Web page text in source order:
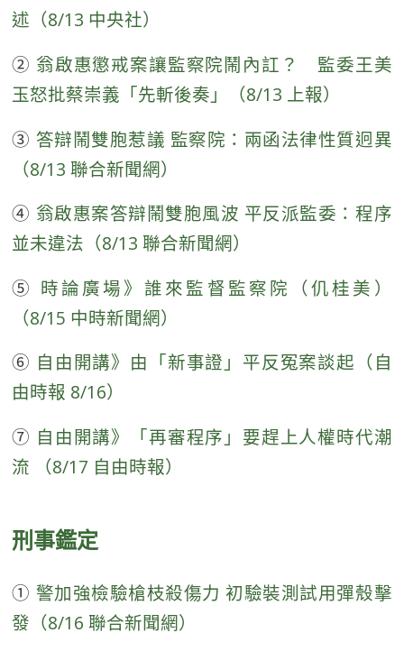
述（8/13 中央社）
② 翁啟惠懲戒案讓監察院鬧內訌？ 監委王美
玉怒批蔡崇義「先斬後奏」（8/13 上報）
③ 答辯鬧雙胞惹議 監察院：兩函法律性質迥異
（8/13 聯合新聞網）
④ 翁啟惠案答辯鬧雙胞風波 平反派監委：程序
並未違法（8/13 聯合新聞網）
⑤ 時論廣場》誰來監督監察院（仉桂美）
（8/15 中時新聞網）
⑥ 自由開講》由「新事證」平反冤案談起（自
由時報 8/16）
⑦ 自由開講》「再審程序」要趕上人權時代潮
流 （8/17 自由時報）
刑事鑑定
① 警加強檢驗槍枝殺傷力 初驗裝測試用彈殼擊
發（8/16 聯合新聞網）